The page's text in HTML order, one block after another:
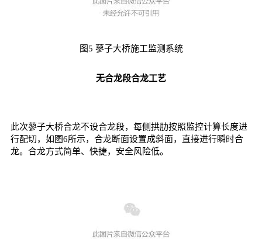
图5 蓼子大桥施工监测系统
无合龙段合龙工艺
此次蓼子大桥合龙不设合龙段，每侧拱肋按照监控计算长度进
行配切，如图6所示，合龙断面设置成斜面，直接进行瞬时合
龙。合龙方式简单、快捷，安全风险低。